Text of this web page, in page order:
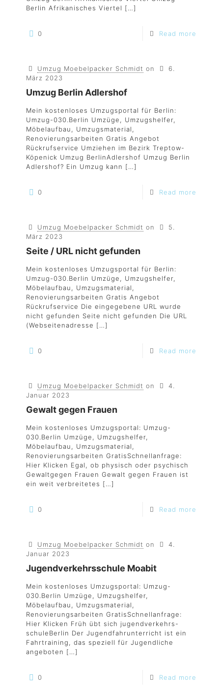
Berlin Afrikanisches Viertel […]
0 Read more
Umzug Moebelpacker Schmidt on
6.
März 2023
Umzug Berlin Adlershof
Mein kostenloses Umzugsportal für Berlin:
Umzug-030.Berlin Umzüge, Umzugshelfer,
Möbelaufbau, Umzugsmaterial,
Renovierungsarbeiten Gratis Angebot
Rückrufservice Umziehen im Bezirk Treptow-
Köpenick Umzug BerlinAdlershof Umzug Berlin
Adlershof? Ein Umzug kann […]
0 Read more
Umzug Moebelpacker Schmidt on
5.
März 2023
Seite / URL nicht gefunden
Mein kostenloses Umzugsportal für Berlin:
Umzug-030.Berlin Umzüge, Umzugshelfer,
Möbelaufbau, Umzugsmaterial,
Renovierungsarbeiten Gratis Angebot
Rückrufservice Die eingegebene URL wurde
nicht gefunden Seite nicht gefunden Die URL
(Webseitenadresse […]
0 Read more
Umzug Moebelpacker Schmidt on
4.
Januar 2023
Gewalt gegen Frauen
Mein kostenloses Umzugsportal: Umzug-
030.Berlin Umzüge, Umzugshelfer,
Möbelaufbau, Umzugsmaterial,
Renovierungsarbeiten GratisSchnellanfrage:
Hier Klicken Egal, ob physisch oder psychisch
Gewaltgegen Frauen Gewalt gegen Frauen ist
ein weit verbreitetes […]
0 Read more
Umzug Moebelpacker Schmidt on
4.
Januar 2023
Jugendverkehrsschule Moabit
Mein kostenloses Umzugsportal: Umzug-
030.Berlin Umzüge, Umzugshelfer,
Möbelaufbau, Umzugsmaterial,
Renovierungsarbeiten GratisSchnellanfrage:
Hier Klicken Früh übt sich jugendverkehrs-
schuleBerlin Der Jugendfahrunterricht ist ein
Fahrtraining, das speziell für Jugendliche
angeboten […]
0 Read more